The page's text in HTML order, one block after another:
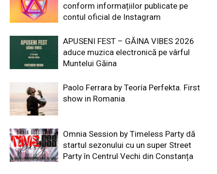
conform informațiilor publicate pe
contul oficial de Instagram
APUSENI FEST – GĂINA VIBES 2026
aduce muzica electronică pe vârful
Muntelui Găina
Paolo Ferrara by Teoría Perfekta. First
show in Romania
Omnia Session by Timeless Party dă
startul sezonului cu un super Street
Party în Centrul Vechi din Constanța